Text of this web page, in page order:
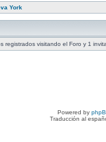
York
registrados visitando el Foro y 1
Powered by
Traducción al